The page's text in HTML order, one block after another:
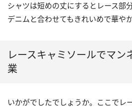
シャツは短めの丈にするとレース部
デニムと合わせてもきれいめで華や
レースキャミソールでマン
業
いかがでしたでしょうか。ここでレ